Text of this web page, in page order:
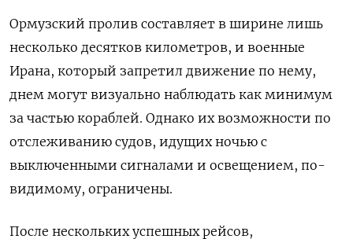
Ормузский пролив составляет в ширине лишь
несколько десятков километров, и военные
Ирана, который запретил движение по нему,
днем могут визуально наблюдать как минимум
за частью кораблей. Однако их возможности по
отслеживанию судов, идущих ночью с
выключенными сигналами и освещением, по-
видимому, ограничены.
После нескольких успешных рейсов,